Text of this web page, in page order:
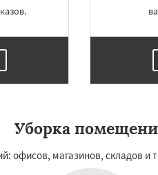
Уборка
офисов, магазинов, складов